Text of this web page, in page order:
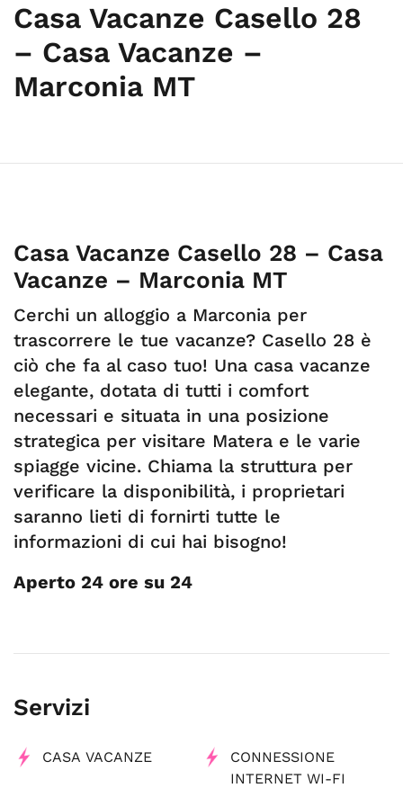
Casa Vacanze Casello 28
– Casa Vacanze –
Marconia MT
Casa Vacanze Casello 28 – Casa
Vacanze – Marconia MT
Cerchi un alloggio a Marconia per
trascorrere le tue vacanze? Casello 28 è
ciò che fa al caso tuo! Una casa vacanze
elegante, dotata di tutti i comfort
necessari e situata in una posizione
strategica per visitare Matera e le varie
spiagge vicine. Chiama la struttura per
verificare la disponibilità, i proprietari
saranno lieti di fornirti tutte le
informazioni di cui hai bisogno!
Aperto 24 ore su 24
Servizi
CASA VACANZE
CONNESSIONE
INTERNET WI-FI